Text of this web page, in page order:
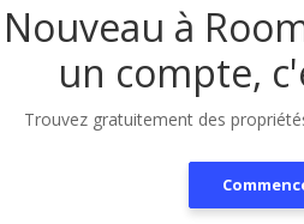
Nouveau à
un compte,
Trouvez gratuitement des